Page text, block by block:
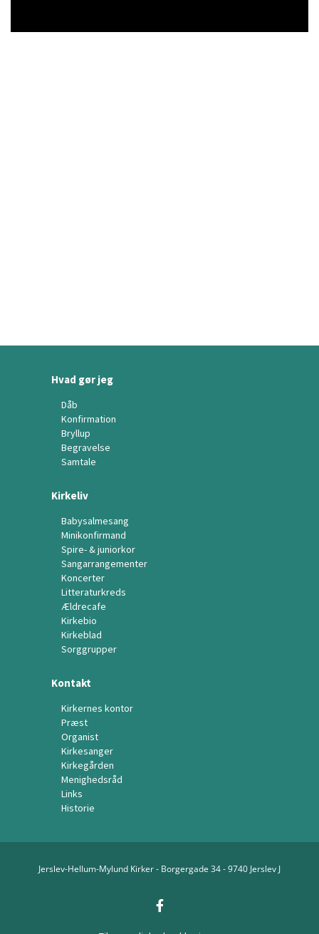
Hvad gør jeg
Dåb
Konfirmation
Bryllup
Begravelse
Samtale
Kirkeliv
Babysalmesang
Minikonfirmand
Spire- & juniorkor
Sangarrangementer
Koncerter
Litteraturkreds
Ældrecafe
Kirkebio
Kirkeblad
Sorggrupper
Kontakt
Kirkernes kontor
Præst
Organist
Kirkesanger
Kirkegården
Menighedsråd
Links
Historie
Jerslev-Hellum-Mylund Kirker - Borgergade 34 - 9740 Jerslev J